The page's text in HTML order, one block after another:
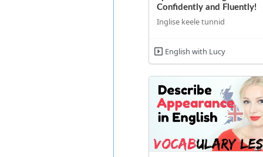
Confidently and Fluently!
Inglise keele tunnid
English with Lucy